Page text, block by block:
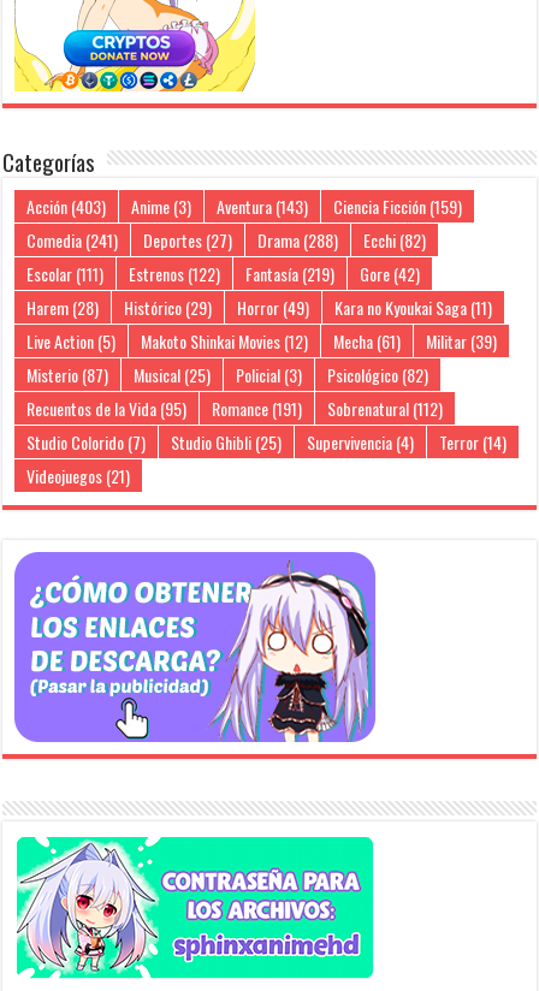
Categorías
Acción(403) Anime(3) Aventura(143) Ciencia Ficción(159)
Comedia(241) Deportes(27) Drama(288) Ecchi(82)
Escolar(111) Estrenos(122) Fantasía(219) Gore(42)
Harem(28) Histórico(29) Horror(49) Kara no Kyoukai Saga(11)
Live Action(5) Makoto Shinkai Movies(12) Mecha(61) Militar(39)
Misterio(87) Musical(25) Policial(3) Psicológico(82)
Recuentos de la Vida(95) Romance(191) Sobrenatural(112)
Studio Colorido(7) Studio Ghibli(25) Supervivencia(4) Terror(14)
Videojuegos(21)